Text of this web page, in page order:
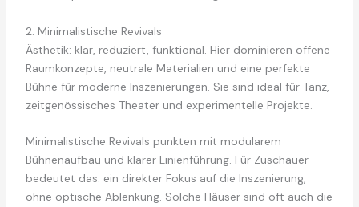
2. Minimalistische Revivals
Ästhetik: klar, reduziert, funktional. Hier dominieren offene
Raumkonzepte, neutrale Materialien und eine perfekte
Bühne für moderne Inszenierungen. Sie sind ideal für Tanz,
zeitgenössisches Theater und experimentelle Projekte.
Minimalistische Revivals punkten mit modularem
Bühnenaufbau und klarer Linienführung. Für Zuschauer
bedeutet das: ein direkter Fokus auf die Inszenierung,
ohne optische Ablenkung. Solche Häuser sind oft auch die